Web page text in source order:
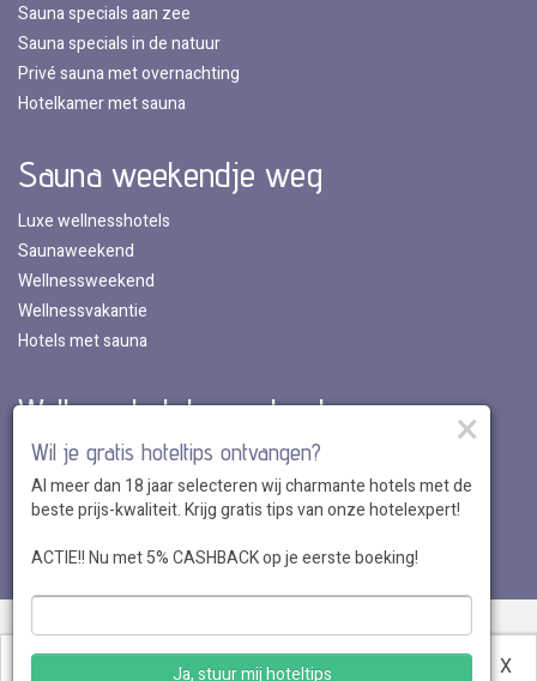
Sauna specials aan zee
Sauna specials in de natuur
Privé sauna met overnachting
Hotelkamer met sauna
Sauna weekendje weg
Luxe wellnesshotels
Saunaweekend
Wellnessweekend
Wellnessvakantie
Hotels met sauna
Wellnesshotels per land
Wellnesshotels in Nederland
Wellnesshotels in Belgie
Wellnesshotels in Luxemburg
Wellnesshotels in Duitsland
Over ons•Sitemap•Disclaimer•Voordelen•Privacy
•Voorwaarden•Veelgestelde vragen•Klantenservice•Hotel
×
Wil je gratis hoteltips ontvangen?
Al meer dan 18 jaar selecteren wij charmante hotels met de
beste prijs-kwaliteit. Krijg gratis tips van onze hotelexpert!
ACTIE!! Nu met 5% CASHBACK op je eerste boeking!
Ja, stuur mij hoteltips X
Deze website maakt gebruik van cookies.